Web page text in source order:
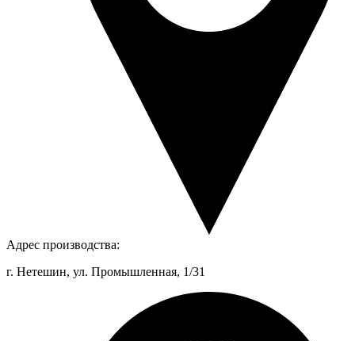
Адрес производства:
г. Нетешин, ул. Промышленная, 1/31